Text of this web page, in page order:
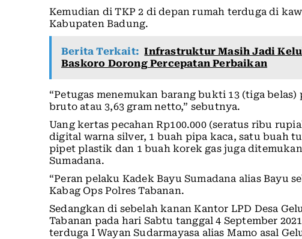
Kemudian di TKP 2 di depan rumah terduga di
Kabupaten Badung.
Berita Terkait: Infrastruktur Masih Jadi
Baskoro Dorong Percepatan Perbaikan
“Petugas menemukan barang bukti 13 (tiga belas)
bruto atau 3,63 gram netto,” sebutnya.
Uang kertas pecahan Rp100.000 (seratus ribu
digital warna silver, 1 buah pipa kaca, satu buah
pipet plastik dan 1 buah korek gas juga
Sumadana.
“Peran pelaku Kadek Bayu Sumadana alias Bayu
Kabag Ops Polres Tabanan.
Sedangkan di sebelah kanan Kantor LPD Desa
Tabanan pada hari Sabtu tanggal 4 September
terduga I Wayan Sudarmayasa alias Mamo asal